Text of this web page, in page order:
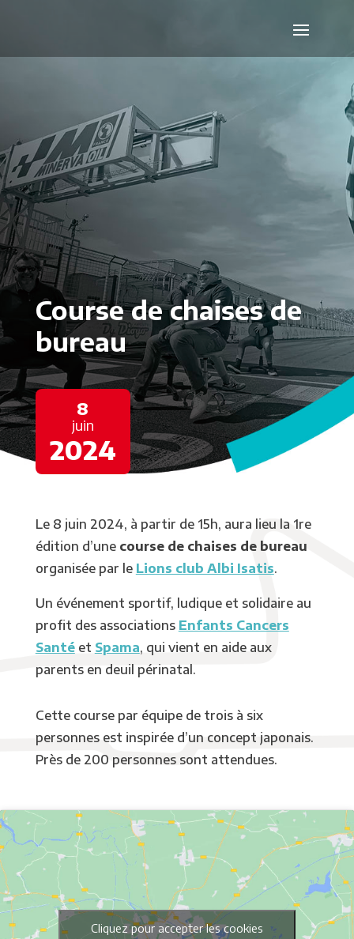
Course de chaises de
bureau
8
juin
2024
Le 8 juin 2024, à partir de 15h, aura lieu la 1re
édition d’une course de chaises de bureau
organisée par le Lions club Albi Isatis.
Un événement sportif, ludique et solidaire au
profit des associations Enfants Cancers
Santéet Spama, qui vient en aide aux
parents en deuil périnatal.
Cette course par équipe de trois à six
personnes est inspirée d’un concept japonais.
Près de 200 personnes sont attendues.
Cliquez pour accepter les cookies